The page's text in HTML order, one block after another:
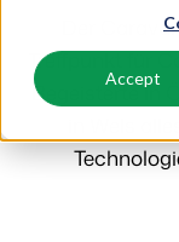
Accept
Vermarkte dein
Steigere deine
Verbinde dich mit
Ferienhäuser,
Stellplätze,
Ski-, Wellness-,
Wissenswertes
BEX Educate | Pro
Weiter lernen,
Neuigkeiten der
Preise
Der
Treffpunkt für
Begeisterte in
in Wels